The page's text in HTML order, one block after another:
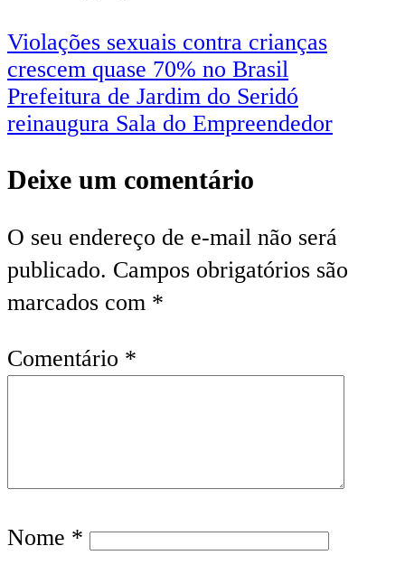
Violações sexuais contra crianças
crescem quase 70% no Brasil
Prefeitura de Jardim do Seridó
reinaugura Sala do Empreendedor
Deixe um comentário
O seu endereço de e-mail não será
publicado. Campos obrigatórios são
marcados com *
Comentário *
Nome *